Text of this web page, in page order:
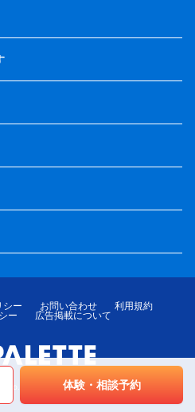
体験・相談予約
シー お問い合わせ
利用規約
ー
広告掲載について
Co.,Ltd. All rights reserved.